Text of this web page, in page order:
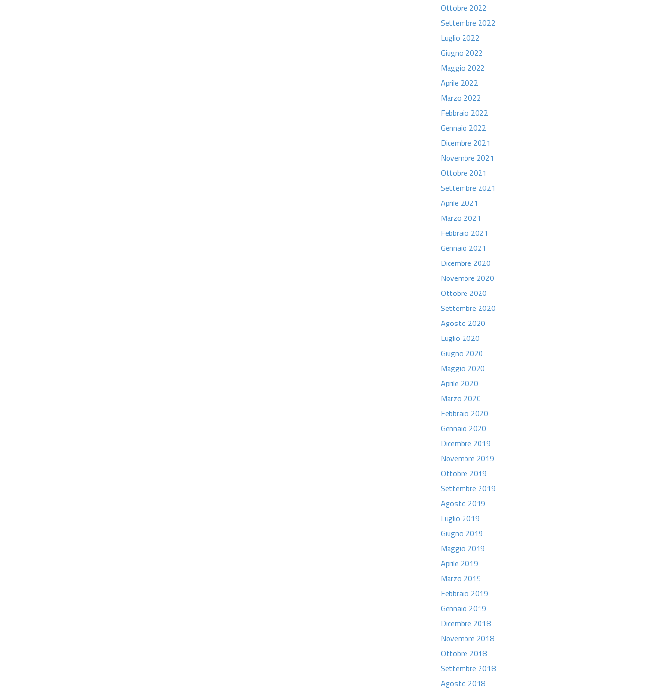
Ottobre 2022
Settembre 2022
Luglio 2022
Giugno 2022
Maggio 2022
Aprile 2022
Marzo 2022
Febbraio 2022
Gennaio 2022
Dicembre 2021
Novembre 2021
Ottobre 2021
Settembre 2021
Aprile 2021
Marzo 2021
Febbraio 2021
Gennaio 2021
Dicembre 2020
Novembre 2020
Ottobre 2020
Settembre 2020
Agosto 2020
Luglio 2020
Giugno 2020
Maggio 2020
Aprile 2020
Marzo 2020
Febbraio 2020
Gennaio 2020
Dicembre 2019
Novembre 2019
Ottobre 2019
Settembre 2019
Agosto 2019
Luglio 2019
Giugno 2019
Maggio 2019
Aprile 2019
Marzo 2019
Febbraio 2019
Gennaio 2019
Dicembre 2018
Novembre 2018
Ottobre 2018
Settembre 2018
Agosto 2018